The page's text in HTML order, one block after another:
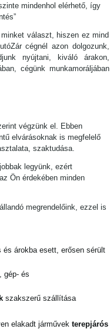
mindenhol elérhető, így
választ, hiszen ez mind
cégnél azon dolgozunk,
nyújtani, kiváló árakon,
cégünk munkamoráljában
végzünk el. Ebben
elvárásoknak is megfelelő
szaktudása.
legyünk, ezért
Ön érdekében minden
megrendelőink, ezzel is
és árokba esett, erősen sérült
gép- és
szakszerű szállítása
elakadt járművek terepjárós